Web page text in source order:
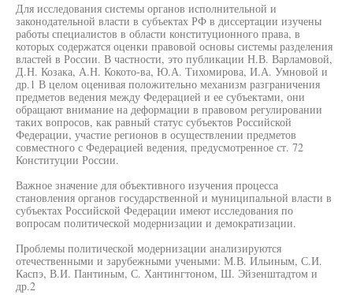
Для исследования системы органов исполнительной и
законодательной власти в субъектах РФ в диссертации изучены
работы специалистов в области конституционного права, в
которых содержатся оценки правовой основы системы разделения
властей в России. В частности, это публикации Н.В. Варламовой,
Д.Н. Козака, А.Н. Кокото-ва, Ю.А. Тихомирова, И.А. Умновой и
др.1 В целом оценивая положительно механизм разграничения
предметов ведения между Федерацией и ее субъектами, они
обращают внимание на деформации в правовом регулировании
таких вопросов, как равный статус субъектов Российской
Федерации, участие регионов в осуществлении предметов
совместного с Федерацией ведения, предусмотренное ст. 72
Конституции России.
Важное значение для объективного изучения процесса
становления органов государственной и муниципальной власти в
субъектах Российской Федерации имеют исследования по
вопросам политической модернизации и демократизации.
Проблемы политической модернизации анализируются
отечественными и зарубежными учеными: М.В. Ильиным, С.И.
Каспэ, В.И. Пантиным, С. Хантингтоном, Ш. Эйзенштадтом и
др.2